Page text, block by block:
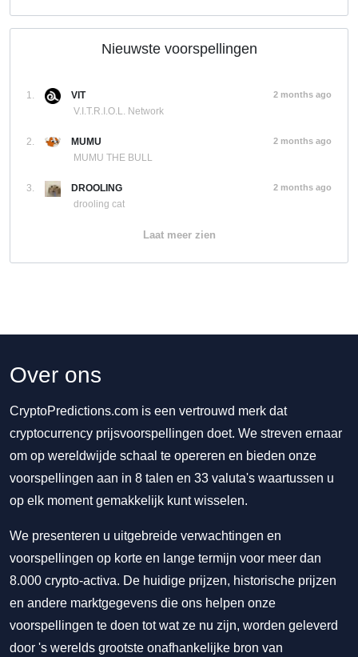
Nieuwste voorspellingen
1.
VIT
V.I.T.R.I.O.L. Network
2 months ago
2.
MUMU
MUMU THE BULL
2 months ago
3.
DROOLING
drooling cat
2 months ago
Laat meer zien
Over ons
CryptoPredictions.com is een vertrouwd merk dat
cryptocurrency prijsvoorspellingen doet. We streven ernaar
om op wereldwijde schaal te opereren en bieden onze
voorspellingen aan in 8 talen en 33 valuta's waartussen u
op elk moment gemakkelijk kunt wisselen.
We presenteren u uitgebreide verwachtingen en
voorspellingen op korte en lange termijn voor meer dan
8.000 crypto-activa. De huidige prijzen, historische prijzen
en andere marktgegevens die ons helpen onze
voorspellingen te doen tot wat ze nu zijn, worden geleverd
door 's werelds grootste onafhankelijke bron van